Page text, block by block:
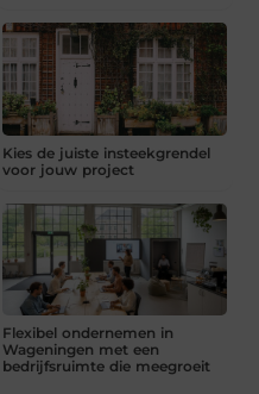
Kies de juiste insteekgrendel
voor jouw project
Flexibel ondernemen in
Wageningen met een
bedrijfsruimte die meegroeit